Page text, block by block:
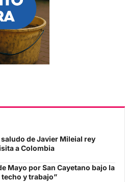
de Javier Mileial rey
a Colombia
Mayo por San Cayetano bajo la
y trabajo”